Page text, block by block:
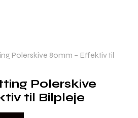
Polerskive 80mm – Effektiv til
Polerskive
til Bilpleje